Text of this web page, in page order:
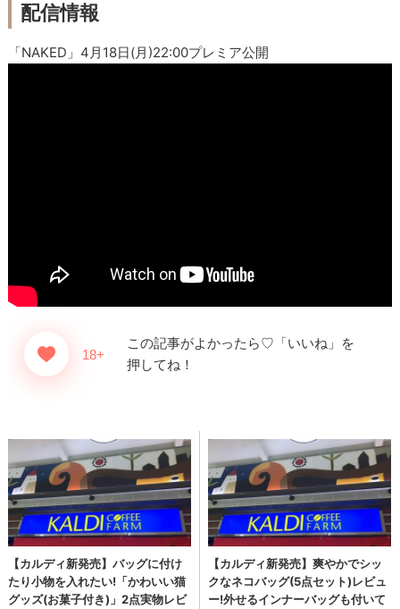
配信情報
「NAKED」4月18日(月)22:00プレミア公開